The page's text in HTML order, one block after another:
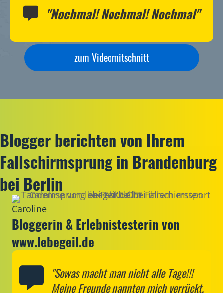
"Nochmal! Nochmal! Nochmal"
zum Videomitschnitt
Blogger berichten von Ihrem
Fallschirmsprung in Brandenburg
bei Berlin
Caroline
Bloggerin & Erlebnistesterin von
www.lebegeil.de
"Sowas macht man nicht alle Tage!!!
Meine Freunde nannten mich verrückt,